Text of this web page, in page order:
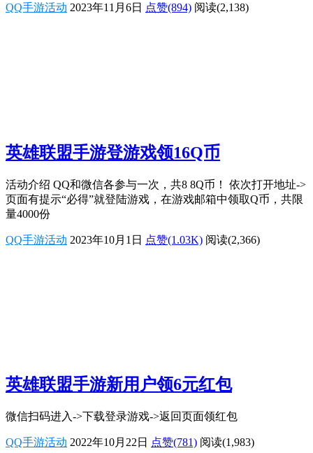
QQ手游活动 2023年11月6日 点赞(894) 阅读(2,138)
英雄联盟手游登游戏领16Q币
活动介绍 QQ和微信各参与一次，共8 8Q币！ 依次打开地址->
页面有提示“必得”就登陆游戏，在游戏邮箱中领取Q币，共限
量4000份
QQ手游活动 2023年10月1日 点赞(1.03K) 阅读(2,366)
英雄联盟手游新用户领6元红包
微信扫码进入->下载登录游戏->返回页面领红包
QQ手游活动 2022年10月22日 点赞(781) 阅读(1,983)